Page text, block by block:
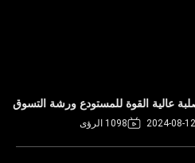
عالية القوة للمستودع ورشة التسوق
2024-08-12 1098 الرؤى